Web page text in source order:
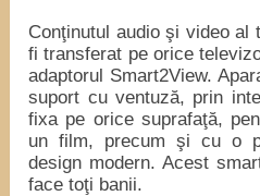
Conţinutul audio şi video al
fi transferat pe orice
adaptorul Smart2View.
suport cu ventuză, prin
fixa pe orice suprafaţă,
un film, precum şi cu o
design modern. Acest
face toţi banii.